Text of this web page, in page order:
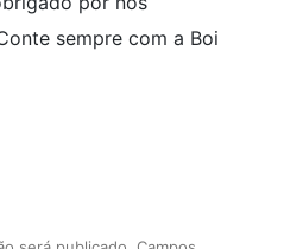
sempre com a Boi